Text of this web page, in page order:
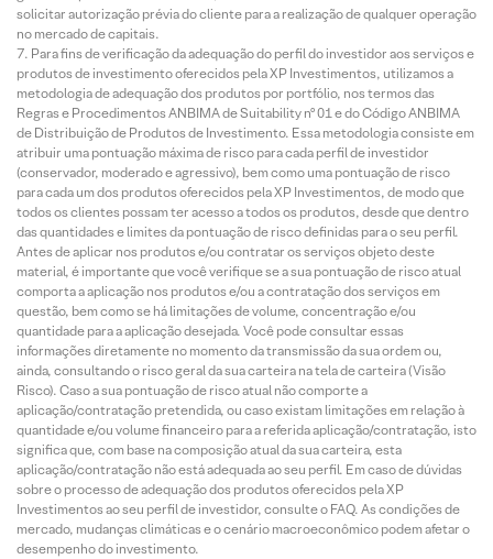
solicitar autorização prévia do cliente para a realização de qualquer operação
no mercado de capitais.
Para fins de verificação da adequação do perfil do investidor aos serviços e
produtos de investimento oferecidos pela XP Investimentos, utilizamos a
metodologia de adequação dos produtos por portfólio, nos termos das
Regras e Procedimentos ANBIMA de Suitability nº 01 e do Código ANBIMA
de Distribuição de Produtos de Investimento. Essa metodologia consiste em
atribuir uma pontuação máxima de risco para cada perfil de investidor
(conservador, moderado e agressivo), bem como uma pontuação de risco
para cada um dos produtos oferecidos pela XP Investimentos, de modo que
todos os clientes possam ter acesso a todos os produtos, desde que dentro
das quantidades e limites da pontuação de risco definidas para o seu perfil.
Antes de aplicar nos produtos e/ou contratar os serviços objeto deste
material, é importante que você verifique se a sua pontuação de risco atual
comporta a aplicação nos produtos e/ou a contratação dos serviços em
questão, bem como se há limitações de volume, concentração e/ou
quantidade para a aplicação desejada. Você pode consultar essas
informações diretamente no momento da transmissão da sua ordem ou,
ainda, consultando o risco geral da sua carteira na tela de carteira (Visão
Risco). Caso a sua pontuação de risco atual não comporte a
aplicação/contratação pretendida, ou caso existam limitações em relação à
quantidade e/ou volume financeiro para a referida aplicação/contratação, isto
significa que, com base na composição atual da sua carteira, esta
aplicação/contratação não está adequada ao seu perfil. Em caso de dúvidas
sobre o processo de adequação dos produtos oferecidos pela XP
Investimentos ao seu perfil de investidor, consulte o FAQ. As condições de
mercado, mudanças climáticas e o cenário macroeconômico podem afetar o
desempenho do investimento.